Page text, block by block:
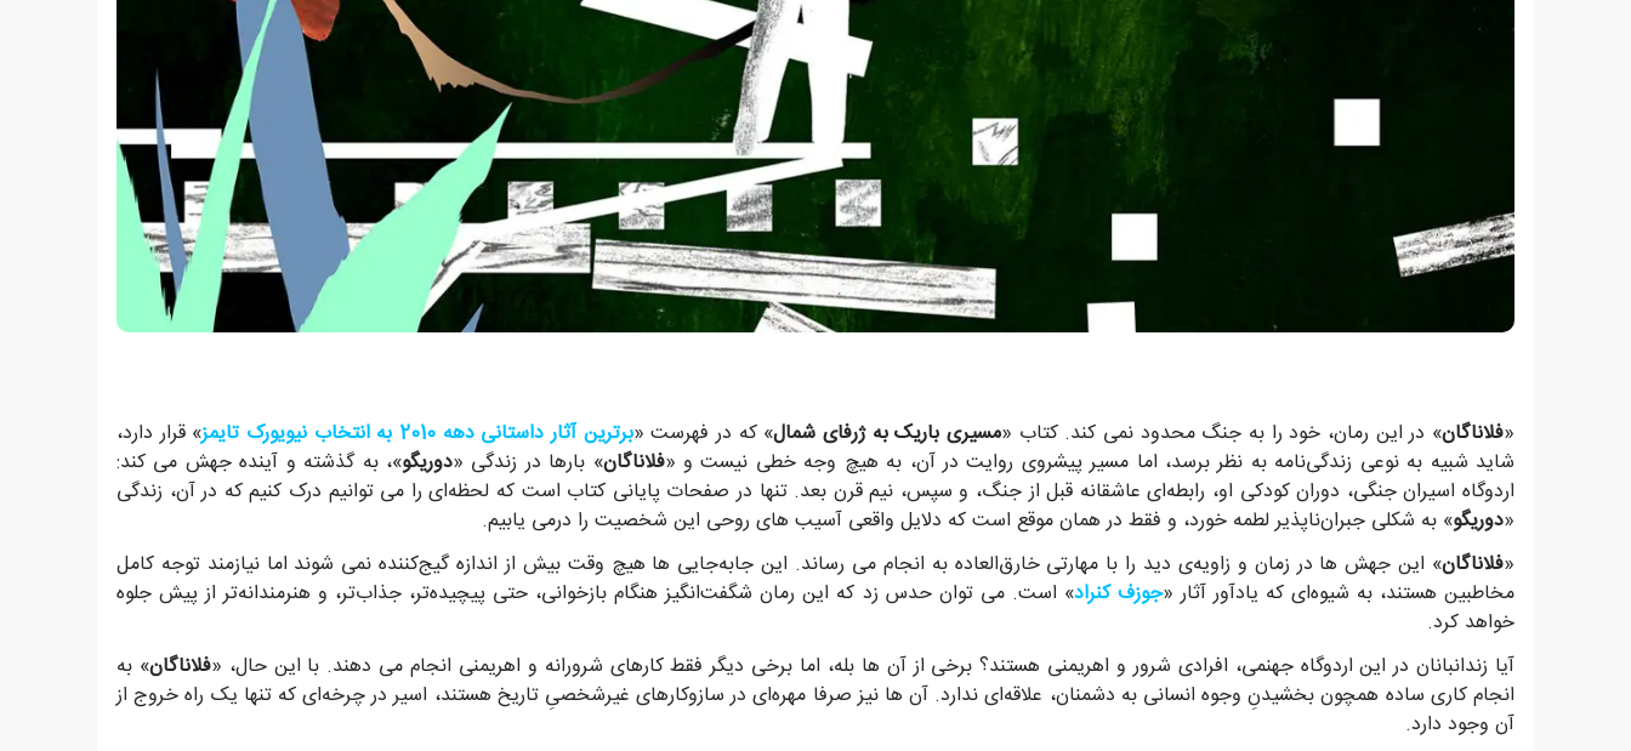
«فلاناگان» در این رمان، خود را به جنگ محدود نمی کند. کتاب «مسیری باریک به ژرفای شمال» که در فهرست «برترین آثار داستانی دهه 2010 به انتخاب نیویورک تایمز
» قرار دارد،
شاید شبیه به نوعی زندگی‌نامه به نظر برسد، اما مسیر پیشروی روایت در آن، به هیچ وجه خطی نیست و «فلاناگان» بارها در زندگی «دوریگو»، به گذشته و آینده جهش می کند:
اردوگاه اسیران جنگی، دوران کودکی او، رابطه‌ای عاشقانه قبل از جنگ، و سپس، نیم قرن بعد. تنها در صفحات پایانی کتاب است که لحظه‌ای را می توانیم درک کنیم که در آن، زندگی
«دوریگو» به شکلی جبران‌ناپذیر لطمه خورد، و فقط در همان موقع است که دلایل واقعی آسیب های روحی این شخصیت را درمی یابیم.
«فلاناگان» این جهش ها در زمان و زاویه‌ی دید را با مهارتی خارق‌العاده به انجام می رساند. این جابه‌جایی ها هیچ وقت بیش از اندازه گیج‌کننده نمی شوند اما نیازمند توجه کامل
مخاطبین هستند، به شیوه‌ای که یادآور آثار «جوزف کنراد» است. می توان حدس زد که این رمان شگفت‌انگیز هنگام بازخوانی، حتی پیچیده‌تر، جذاب‌تر، و هنرمندانه‌تر از پیش جلوه
خواهد کرد.
آیا زندانبانان در این اردوگاه جهنمی، افرادی شرور و اهریمنی هستند؟ برخی از آن ها بله، اما برخی دیگر فقط کارهای شرورانه و اهریمنی انجام می دهند. با این حال، «فلاناگان» به
انجام کاری ساده همچون بخشیدنِ وجوه انسانی به دشمنان، علاقه‌ای ندارد. آن ها نیز صرفا مهره‌ای در سازوکارهای غیرشخصیِ تاریخ هستند، اسیر در چرخه‌ای که تنها یک راه خروج از
آن وجود دارد.